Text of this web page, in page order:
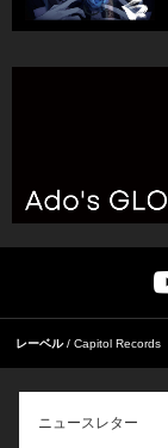
レーベル Capitol Records
ニュースレター